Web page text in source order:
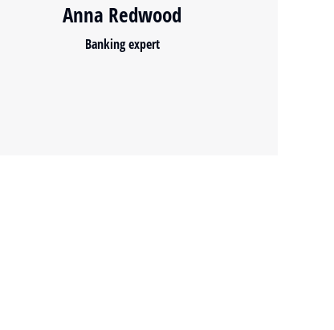
Anna Redwood
Banking expert